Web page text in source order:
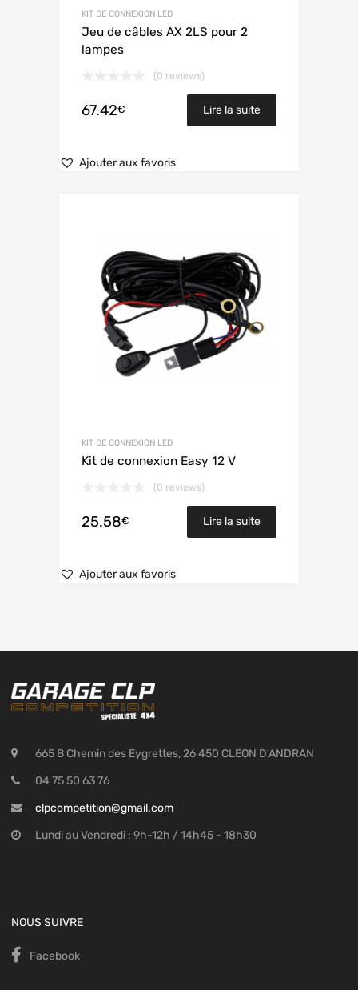
KIT DE CONNEXION LED
Jeu de câbles AX 2LS pour 2
lampes
(0 reviews)
67.42€ Lire la suite
Ajouter aux favoris
KIT DE CONNEXION LED
Kit de connexion Easy 12 V
(0 reviews)
25.58€ Lire la suite
Ajouter aux favoris
665 B Chemin des Eygrettes, 26 450 CLEON D'ANDRAN
04 75 50 63 76
clpcompetition@gmail.com
Lundi au Vendredi : 9h-12h / 14h45 - 18h30
NOUS SUIVRE
Facebook